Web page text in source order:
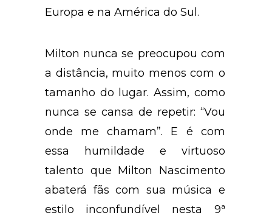
Europa e na América do Sul.
Milton nunca se preocupou com
a distância, muito menos com o
tamanho do lugar. Assim, como
nunca se cansa de repetir: “Vou
onde me chamam”. E é com
essa humildade e virtuoso
talento que Milton Nascimento
abaterá fãs com sua música e
estilo inconfundível nesta 9ª